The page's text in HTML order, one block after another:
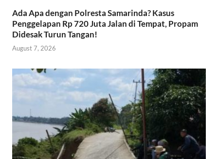
Ada Apa dengan Polresta Samarinda? Kasus
Penggelapan Rp 720 Juta Jalan di Tempat, Propam
Didesak Turun Tangan!
August 7, 2026